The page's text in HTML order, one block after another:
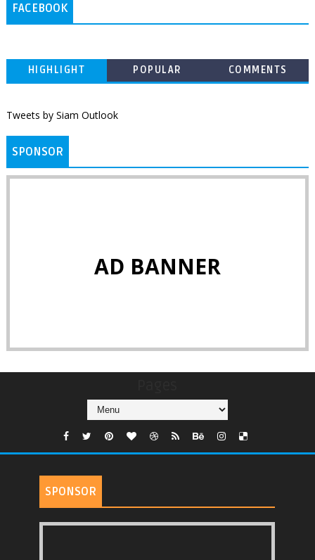
FACEBOOK
HIGHLIGHT POPULAR COMMENTS
Tweets by Siam Outlook
SPONSOR
AD BANNER
SPONSOR